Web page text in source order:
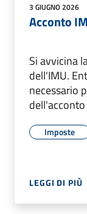
3 GIUGNO 2026
Acconto
Si avvicina
dell'IMU.
necessario
Imposte
LEGGI DI PIÙ